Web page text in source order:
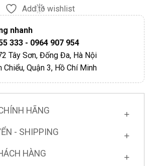
Add to wishlist
nhanh
333 - 0964 907 954
Tây Sơn, Đống Đa, Hà Nội
Quận 3, Hồ Chí Minh
HÃNG
- SHIPPING
HÀNG